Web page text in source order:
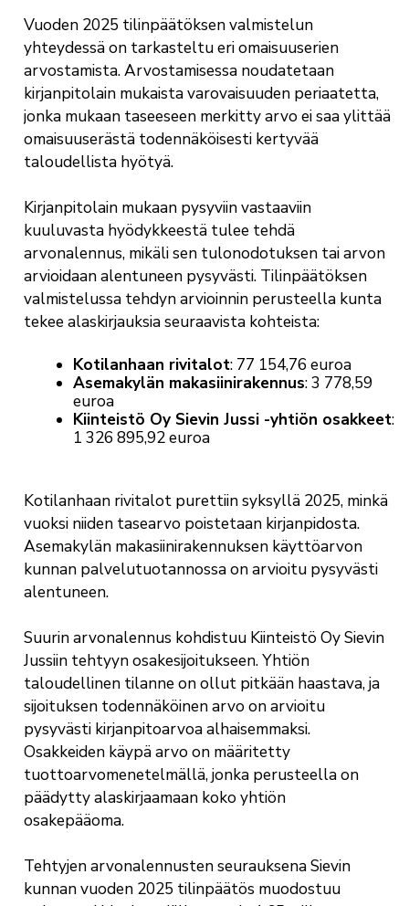
Vuoden 2025 tilinpäätöksen valmistelun
yhteydessä on tarkasteltu eri omaisuuserien
arvostamista. Arvostamisessa noudatetaan
kirjanpitolain mukaista varovaisuuden periaatetta,
jonka mukaan taseeseen merkitty arvo ei saa ylittää
omaisuuserästä todennäköisesti kertyvää
taloudellista hyötyä.
Kirjanpitolain mukaan pysyviin vastaaviin
kuuluvasta hyödykkeestä tulee tehdä
arvonalennus, mikäli sen tulonodotuksen tai arvon
arvioidaan alentuneen pysyvästi. Tilinpäätöksen
valmistelussa tehdyn arvioinnin perusteella kunta
tekee alaskirjauksia seuraavista kohteista:
Kotilanhaan rivitalot: 77 154,76 euroa
Asemakylän makasiinirakennus: 3 778,59
euroa
Kiinteistö Oy Sievin Jussi -yhtiön osakkeet:
1 326 895,92 euroa
Kotilanhaan rivitalot purettiin syksyllä 2025, minkä
vuoksi niiden tasearvo poistetaan kirjanpidosta.
Asemakylän makasiinirakennuksen käyttöarvon
kunnan palvelutuotannossa on arvioitu pysyvästi
alentuneen.
Suurin arvonalennus kohdistuu Kiinteistö Oy Sievin
Jussiin tehtyyn osakesijoitukseen. Yhtiön
taloudellinen tilanne on ollut pitkään haastava, ja
sijoituksen todennäköinen arvo on arvioitu
pysyvästi kirjanpitoarvoa alhaisemmaksi.
Osakkeiden käypä arvo on määritetty
tuottoarvomenetelmällä, jonka perusteella on
päädytty alaskirjaamaan koko yhtiön
osakepääoma.
Tehtyjen arvonalennusten seurauksena Sievin
kunnan vuoden 2025 tilinpäätös muodostuu